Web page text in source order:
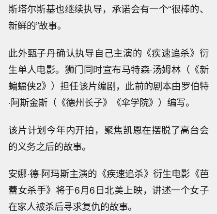
斯塔尔斯基也继续执导，承诺会有一个“很棒的、
新鲜的”故事。
此外甄子丹确认执导自己主演的《疾速追杀》衍
生单人电影。狮门同时宣布马特森·汤姆林（《新
蝙蝠侠2》）担任该片编剧，此前的剧本由罗伯特
·阿斯金斯（《德州长子》《伞学院》）编写。
该片计划今年内开拍，聚焦凯恩在摆脱了高台会
的义务之后的故事。
安娜·德·阿玛斯主演的《疾速追杀》衍生电影《芭
蕾女杀手》将于6月6日北美上映，讲述一个女子
在家人被杀后寻求复仇的故事。